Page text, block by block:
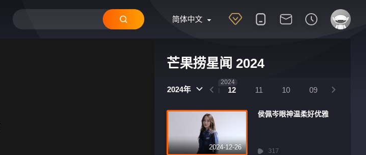
简体中文
芒果捞星闻 2024
2024年 01 12
2024
11 10 09
2024-12-26
侯佩岑眼神温柔好优雅
317